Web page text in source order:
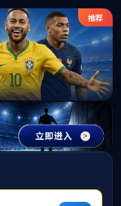
限公司-Official